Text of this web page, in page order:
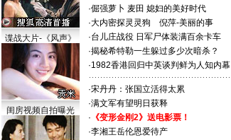
谍战大片-《风声》
闺房视频自拍曝光
·倔强萝卜 麦田 媳妇的美好时代
·大内密探灵灵狗
倪萍-美丽的事
·台儿庄战役 日军尸体装满百余卡车
·揭秘希特勒一生躲过多少次暗杀？
·1982香港回归中英谈判鲜为人知内幕
·宋丹丹：张国立活得太累
·满文军有望明日获释
· 《变形金刚2》送电影票！
·李湘王岳伦恩爱待产